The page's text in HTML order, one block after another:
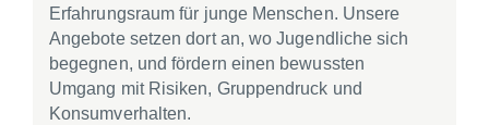
Erfahrungsraum für junge Menschen. Unsere
Angebote setzen dort an, wo Jugendliche sich
begegnen, und fördern einen bewussten
Umgang mit Risiken, Gruppendruck und
Konsumverhalten.